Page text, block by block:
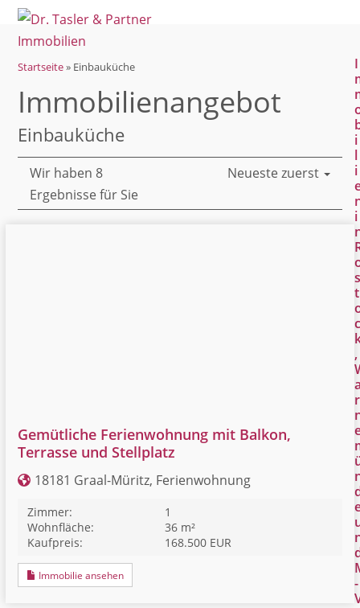
SkipOpen
mobile
menu
Close
mobile
menu
Startseite» Einbauküche
Immobilien­angebot
Einbauküche
Wir haben 8
Ergebnisse für Sie
Neueste zuerst
Gemütliche Ferienwohnung mit Balkon,
Terrasse und Stellplatz
18181 Graal-Müritz, Ferienwohnung
Zimmer:
1
Wohnfläche:
36 m²
Kaufpreis:
168.500 EUR
Immobilie ansehen
I
i
l
i
i
s
t
c
,
r
-